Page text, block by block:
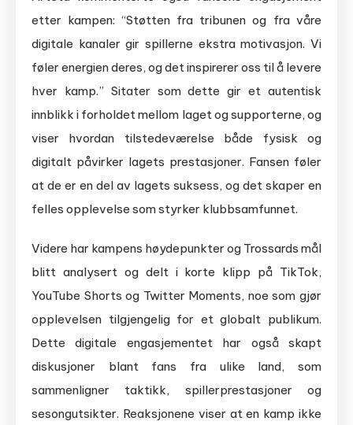
etter kampen: “Støtten fra tribunen og fra våre
digitale kanaler gir spillerne ekstra motivasjon. Vi
føler energien deres, og det inspirerer oss til å levere
hver kamp.” Sitater som dette gir et autentisk
innblikk i forholdet mellom laget og supporterne, og
viser hvordan tilstedeværelse både fysisk og
digitalt påvirker lagets prestasjoner. Fansen føler
at de er en del av lagets suksess, og det skaper en
felles opplevelse som styrker klubbsamfunnet.
Videre har kampens høydepunkter og Trossards mål
blitt analysert og delt i korte klipp på TikTok,
YouTube Shorts og Twitter Moments, noe som gjør
opplevelsen tilgjengelig for et globalt publikum.
Dette digitale engasjementet har også skapt
diskusjoner blant fans fra ulike land, som
sammenligner taktikk, spillerprestasjoner og
sesongutsikter. Reaksjonene viser at en kamp ikke